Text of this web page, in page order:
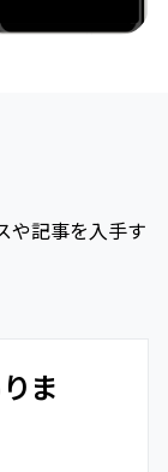
や記事を入手す
ま